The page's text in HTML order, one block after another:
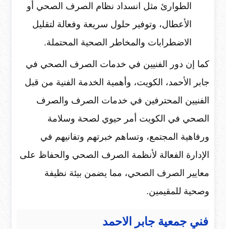
الطوارئ مثل انسداد نظام الصرف الصحي أو
الأعطال، وتوفير حلول سريعة وفعالة لتقليل
الاضطرابات والمخاطر الصحية المحتملة.
كما إن دور الفنيين في خدمات الصرف الصحي في
جابر الأحمد، الكويت، وأهمية الخدمة الفنية من قبل
الفنيين المحترفين في خدمات الصرف والصرف
الصحي في الكويت أمر حيوي لصحة وسلامة
ورفاهية المجتمع، وتساهم خبرتهم وتفانيهم في
الإدارة الفعالة لأنظمة الصرف الصحي والحفاظ على
معايير الصرف الصحي، مما يضمن بيئة نظيفة
وصحية للمقيمين.
فني جمعية جابر الاحمد